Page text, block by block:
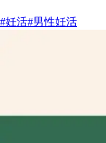
#妊活#男性妊活